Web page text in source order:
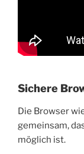
Sichere
Die Browser
gemeinsam,
möglich ist.